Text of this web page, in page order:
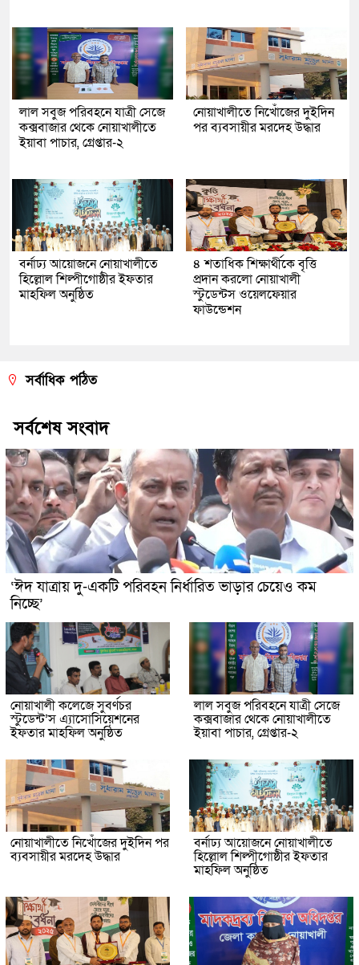
লাল সবুজ পরিবহনে যাত্রী সেজে
কক্সবাজার থেকে নোয়াখালীতে
ইয়াবা পাচার, গ্রেপ্তার-২
নোয়াখালীতে নিখোঁজের দুইদিন
পর ব্যবসায়ীর মরদেহ উদ্ধার
বর্নাঢ্য আয়োজনে নোয়াখালীতে
হিল্লোল শিল্পীগোষ্ঠীর ইফতার
মাহফিল অনুষ্ঠিত
৪ শতাধিক শিক্ষার্থীকে বৃত্তি
প্রদান করলো নোয়াখালী
স্টুডেন্টস ওয়েলফেয়ার
ফাউন্ডেশন
সর্বাধিক পঠিত
সর্বশেষ সংবাদ
‘ঈদ যাত্রায় দু-একটি পরিবহন নির্ধারিত ভাড়ার চেয়েও কম
নিচ্ছে’
নোয়াখালী কলেজে সুবর্ণচর
স্টুডেন্ট’স এ্যাসোসিয়েশনের
ইফতার মাহফিল অনুষ্ঠিত
লাল সবুজ পরিবহনে যাত্রী সেজে
কক্সবাজার থেকে নোয়াখালীতে
ইয়াবা পাচার, গ্রেপ্তার-২
নোয়াখালীতে নিখোঁজের দুইদিন পর
ব্যবসায়ীর মরদেহ উদ্ধার
বর্নাঢ্য আয়োজনে নোয়াখালীতে
হিল্লোল শিল্পীগোষ্ঠীর ইফতার
মাহফিল অনুষ্ঠিত